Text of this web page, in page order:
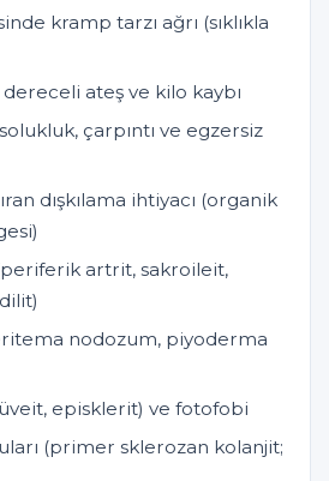
kramp tarzı ağrı (sıklıkla
ateş ve kilo kaybı
çarpıntı ve egzersiz
dışkılama ihtiyacı (organik
artrit, sakroileit,
nodozum, piyoderma
episklerit) ve fotofobi
(primer sklerozan kolanjit;